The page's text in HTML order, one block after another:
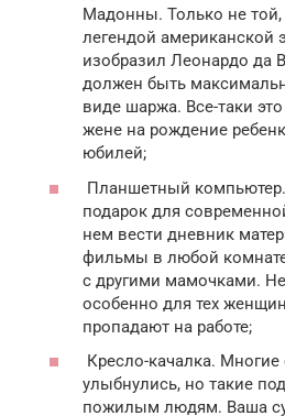
Мадонны. Только не той,
легендой американской
изобразил Леонардо да
должен быть
виде шаржа. Все-таки
жене на рождение
юбилей;
Планшетный
подарок для
нем вести дневник
фильмы в любой
с другими мамочками.
особенно для тех
пропадают на работе;
Кресло-качалка. Многие
улыбнулись, но такие
пожилым людям. Ваша